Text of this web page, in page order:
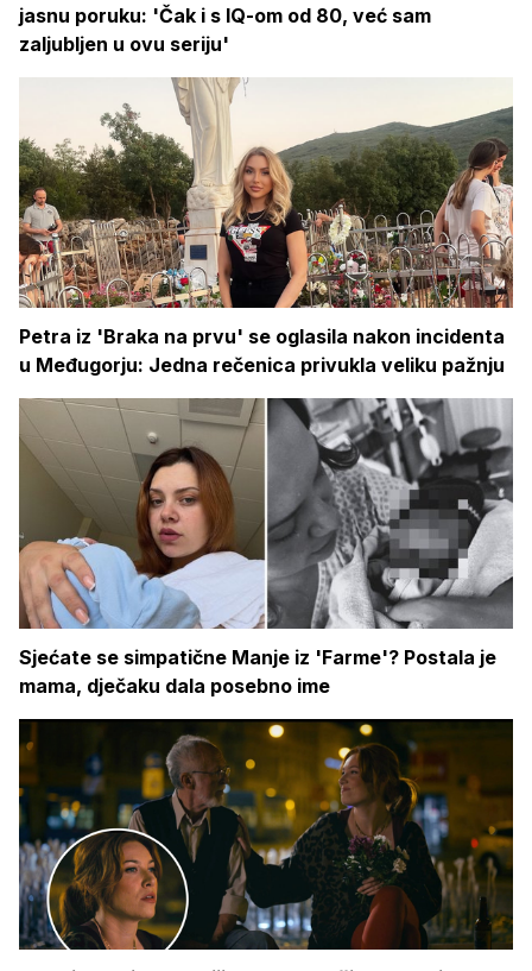
jasnu poruku: 'Čak i s IQ-om od 80, već sam
zaljubljen u ovu seriju'
Petra iz 'Braka na prvu' se oglasila nakon incidenta
u Međugorju: Jedna rečenica privukla veliku pažnju
Sjećate se simpatične Manje iz 'Farme'? Postala je
mama, dječaku dala posebno ime